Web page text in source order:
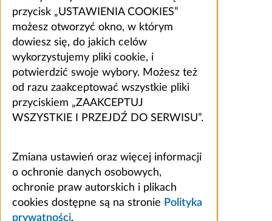
przycisk „USTAWIENIA COOKIES”
możesz otworzyć okno, w którym
dowiesz się, do jakich celów
wykorzystujemy pliki cookie, i
potwierdzić swoje wybory. Możesz też
od razu zaakceptować wszystkie pliki
przyciskiem „ZAAKCEPTUJ
WSZYSTKIE I PRZEJDŹ DO SERWISU”.
Zmiana ustawień oraz więcej informacji
o ochronie danych osobowych,
ochronie praw autorskich i plikach
cookies dostępne są na stronie Polityka
prywatności.